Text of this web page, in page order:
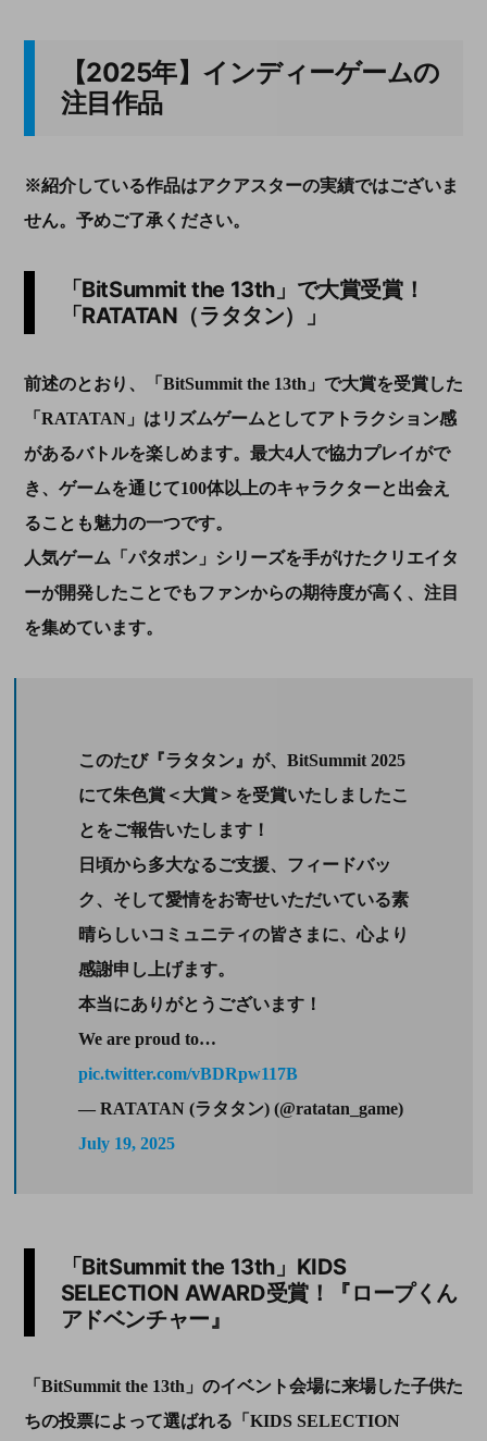
【2025年】インディーゲームの
注目作品
※紹介している作品はアクアスターの実績ではございま
せん。予めご了承ください。
「BitSummit the 13th」で大賞受賞！
「RATATAN（ラタタン）」
前述のとおり、「BitSummit the 13th」で大賞を受賞した
「RATATAN」はリズムゲームとしてアトラクション感
があるバトルを楽しめます。最大4人で協力プレイがで
き、ゲームを通じて100体以上のキャラクターと出会え
ることも魅力の一つです。
人気ゲーム「パタポン」シリーズを手がけたクリエイタ
ーが開発したことでもファンからの期待度が高く、注目
を集めています。
このたび『ラタタン』が、BitSummit 2025
にて朱色賞＜大賞＞を受賞いたしましたこ
とをご報告いたします！
日頃から多大なるご支援、フィードバッ
ク、そして愛情をお寄せいただいている素
晴らしいコミュニティの皆さまに、心より
感謝申し上げます。
本当にありがとうございます！
We are proud to…
pic.twitter.com/vBDRpw117B
— RATATAN (ラタタン) (@ratatan_game)
July 19, 2025
「BitSummit the 13th」KIDS
SELECTION AWARD受賞！『ロープくん
アドベンチャー』
「BitSummit the 13th」のイベント会場に来場した子供た
ちの投票によって選ばれる「KIDS SELECTION